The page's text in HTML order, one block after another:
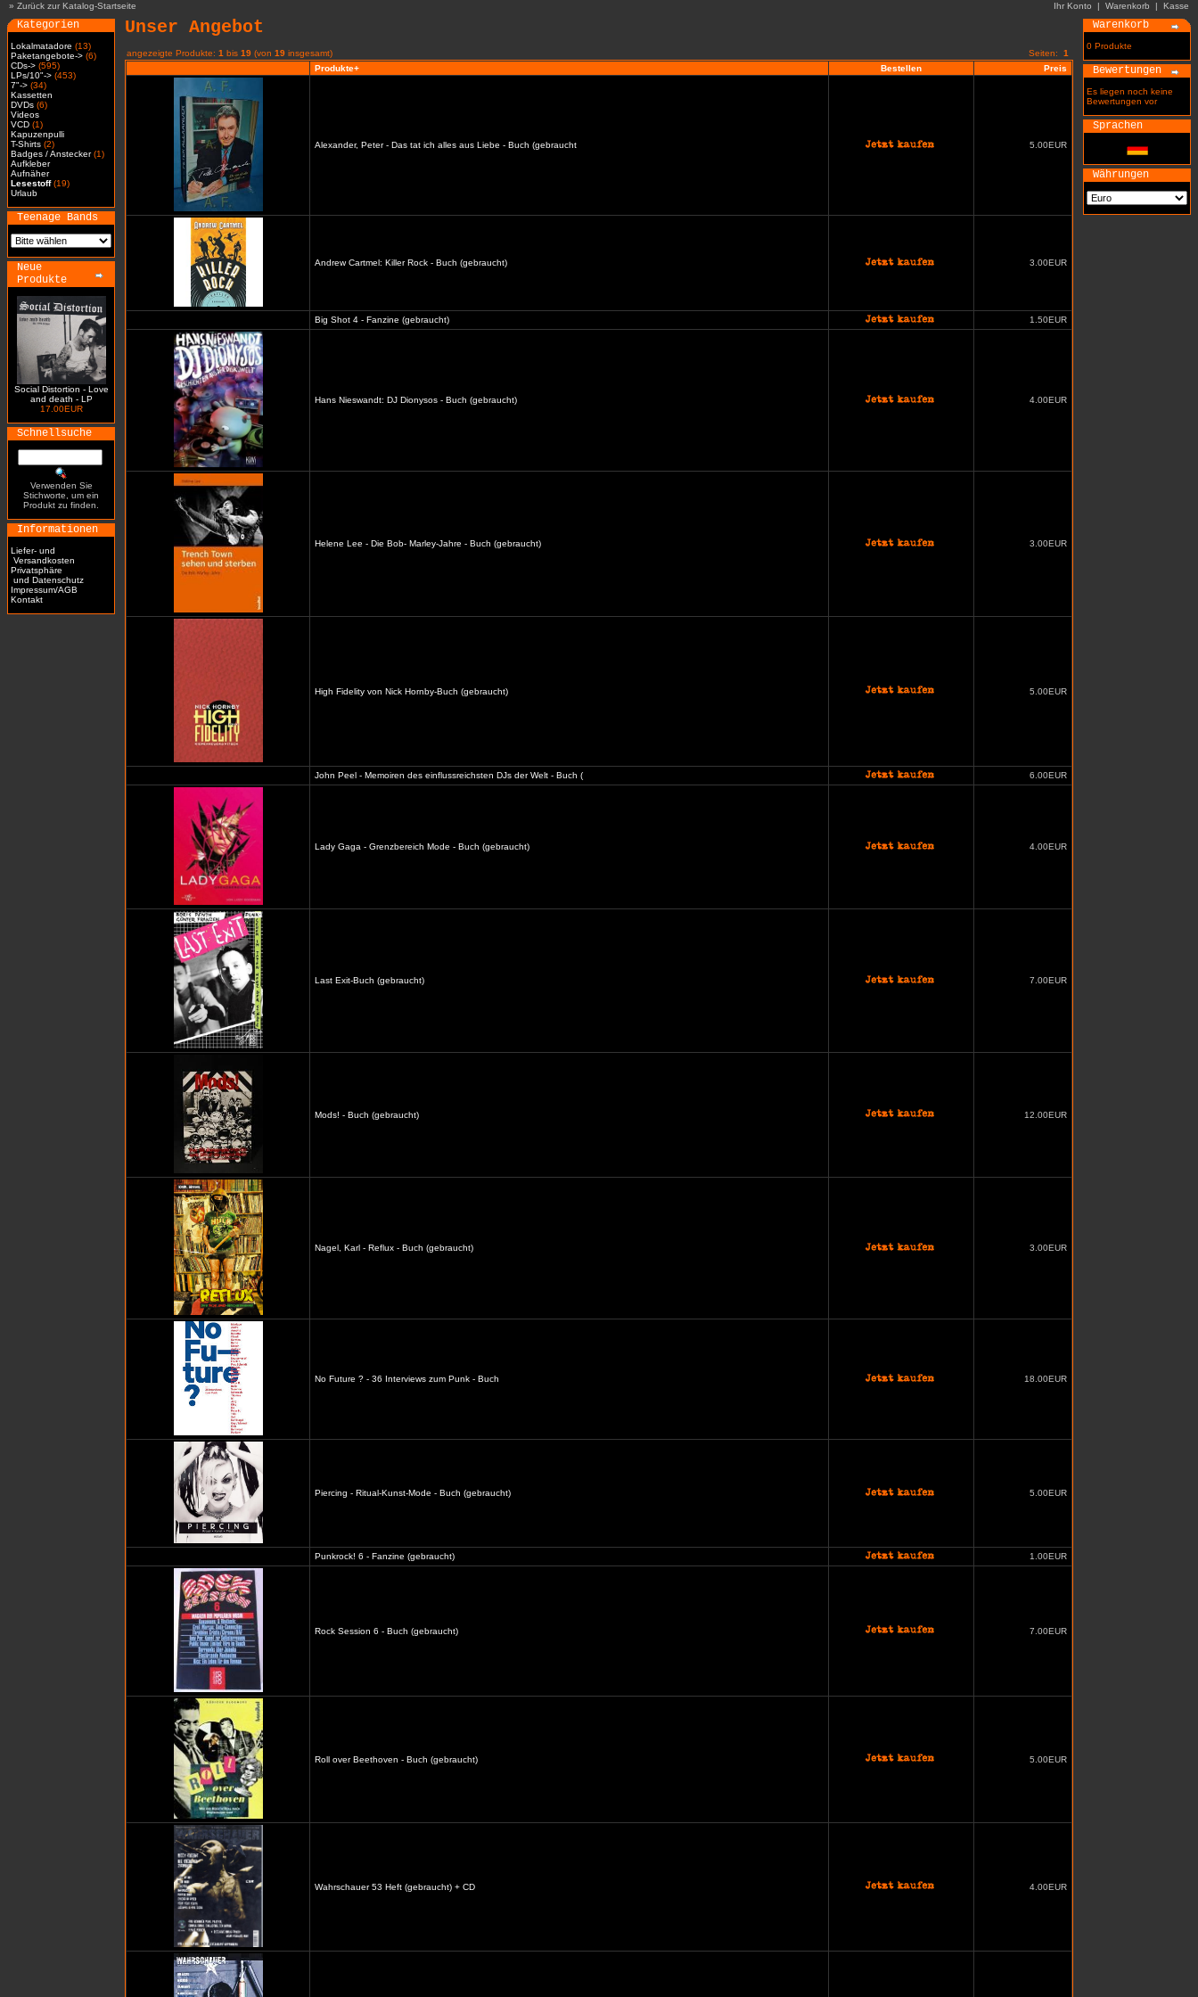
» Zurück zur Katalog-Startseite Ihr Konto | Warenkorb | Kasse
Kategorien
Lokalmatadore (13)
Paketangebote-> (6)
CDs-> (595)
LPs/10"-> (453)
7"-> (34)
Kassetten
DVDs (6)
Videos
VCD (1)
Kapuzenpulli
T-Shirts (2)
Badges / Anstecker(1)
Aufkleber
Aufnäher
Lesestoff(19)
Urlaub
Teenage Bands
Neue
Produkte
Social Distortion - Love
and death - LP
17.00EUR
Schnellsuche
Verwenden Sie
Stichworte, um ein
Produkt zu finden.
Informationen
Liefer- und
Versandkosten
Privatsphäre
und Datenschutz
Impressum/AGB
Kontakt
Unser Angebot
angezeigte Produkte: 1 bis 19 (von 19 insgesamt) Seiten: 1
Produkte+
Bestellen Preis
Alexander, Peter - Das tat ich alles aus Liebe - Buch (gebraucht 5.00EUR
Andrew Cartmel: Killer Rock - Buch (gebraucht) 3.00EUR
Big Shot 4 - Fanzine (gebraucht) 1.50EUR
Hans Nieswandt: DJ Dionysos - Buch (gebraucht) 4.00EUR
Helene Lee - Die Bob- Marley-Jahre - Buch (gebraucht) 3.00EUR
High Fidelity von Nick Hornby-Buch (gebraucht) 5.00EUR
John Peel - Memoiren des einflussreichsten DJs der Welt - Buch ( 6.00EUR
Lady Gaga - Grenzbereich Mode - Buch (gebraucht) 4.00EUR
Last Exit-Buch (gebraucht) 7.00EUR
Mods! - Buch (gebraucht) 12.00EUR
Nagel, Karl - Reflux - Buch (gebraucht) 3.00EUR
No Future ? - 36 Interviews zum Punk - Buch 18.00EUR
Piercing - Ritual-Kunst-Mode - Buch (gebraucht) 5.00EUR
Punkrock! 6 - Fanzine (gebraucht) 1.00EUR
Rock Session 6 - Buch (gebraucht) 7.00EUR
Roll over Beethoven - Buch (gebraucht) 5.00EUR
Wahrschauer 53 Heft (gebraucht) + CD 4.00EUR
Warenkorb
0 Produkte
Bewertungen
Es liegen noch keine
Bewertungen vor
Sprachen
Währungen